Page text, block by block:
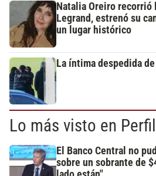
Natalia Oreiro recorrió
Legrand, estrenó su
un lugar histórico
La íntima despedida
Lo más visto en Perfil
El Banco Central no
sobre un sobrante de